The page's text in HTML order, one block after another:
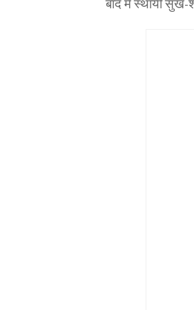
बाद में स्थायी सुख-